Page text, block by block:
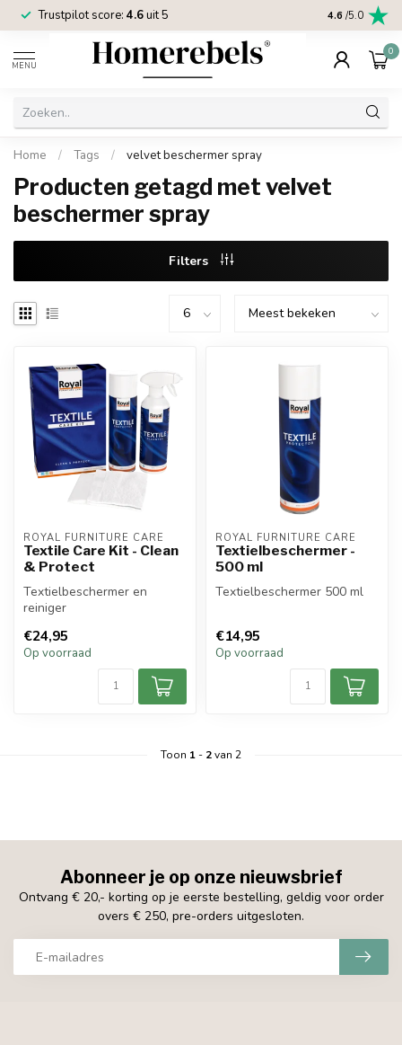
Trustpilot score: 4.6uit 5 2 jaar
4.6 /5.0
MENU
0
Home / Tags / velvet beschermer spray
Producten getagd met velvet
beschermer spray
Filters
ROYAL FURNITURE CARE
Textile Care Kit - Clean
& Protect
Textielbeschermer en
reiniger
€24,95
Op voorraad
ROYAL FURNITURE CARE
Textielbeschermer -
500 ml
Textielbeschermer 500 ml
€14,95
Op voorraad
Toon 1- 2van 2
Abonneer je op onze nieuwsbrief
Ontvang € 20,- korting op je eerste bestelling, geldig voor order
overs € 250, pre-orders uitgesloten.